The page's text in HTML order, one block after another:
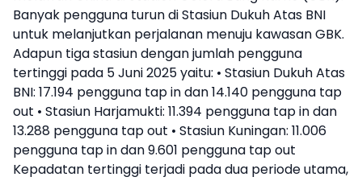
Banyak pengguna turun di Stasiun Dukuh Atas BNI
untuk melanjutkan perjalanan menuju kawasan GBK.
Adapun tiga stasiun dengan jumlah pengguna
tertinggi pada 5 Juni 2025 yaitu: • Stasiun Dukuh Atas
BNI: 17.194 pengguna tap in dan 14.140 pengguna tap
out • Stasiun Harjamukti: 11.394 pengguna tap in dan
13.288 pengguna tap out • Stasiun Kuningan: 11.006
pengguna tap in dan 9.601 pengguna tap out
Kepadatan tertinggi terjadi pada dua periode utama,